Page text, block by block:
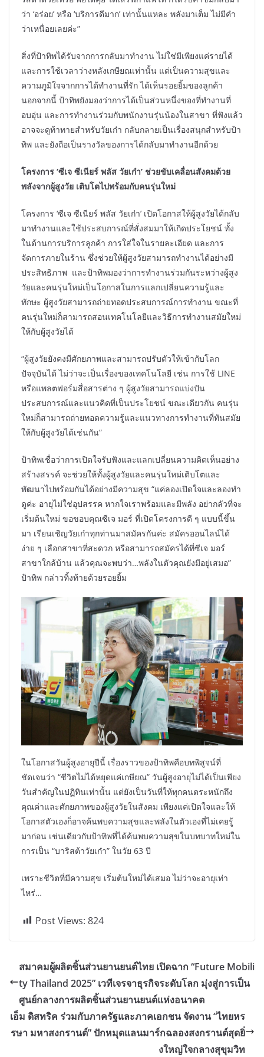
ว่า ‘อร่อย’ หรือ ‘บริการดีมาก’ เท่านั้นแหละ พลังมาเต็ม ไม่มีคำ
ว่าเหนื่อยเลยค่ะ”
สิ่งที่ป้าทิพได้รับจากการกลับมาทำงาน ไม่ใช่มีเพียงแค่รายได้
และการใช้เวลาว่างหลังเกษียณเท่านั้น แต่เป็นความสุขและ
ความภูมิใจจากการได้ทำงานที่รัก ได้เห็นรอยยิ้มของลูกค้า
นอกจากนี้ ป้าทิพยังมองว่าการได้เป็นส่วนหนึ่งของที่ทำงานที่
อบอุ่น และการทำงานร่วมกับพนักงานรุ่นน้องในสาขา ที่ฟังแล้ว
อาจจะดูท้าทายสำหรับวัยเก๋า กลับกลายเป็นเรื่องสนุกสำหรับป้า
ทิพ และยังถือเป็นรางวัลของการได้กลับมาทำงานอีกด้วย
โครงการ ‘ซีเจ ซีเนียร์ พลัส วัยเก๋า’ ช่วยขับเคลื่อนสังคมด้วย
พลังจากผู้สูงวัย เติบโตไปพร้อมกับคนรุ่นใหม่
โครงการ ‘ซีเจ ซีเนียร์ พลัส วัยเก๋า’ เปิดโอกาสให้ผู้สูงวัยได้กลับ
มาทำงานและใช้ประสบการณ์ที่สั่งสมมาให้เกิดประโยชน์ ทั้ง
ในด้านการบริการลูกค้า การใส่ใจในรายละเอียด และการ
จัดการภายในร้าน ซึ่งช่วยให้ผู้สูงวัยสามารถทำงานได้อย่างมี
ประสิทธิภาพ และป้าทิพมองว่าการทำงานร่วมกันระหว่างผู้สูง
วัยและคนรุ่นใหม่เป็นโอกาสในการแลกเปลี่ยนความรู้และ
ทักษะ ผู้สูงวัยสามารถถ่ายทอดประสบการณ์การทำงาน ขณะที่
คนรุ่นใหม่ก็สามารถสอนเทคโนโลยีและวิธีการทำงานสมัยใหม่
ให้กับผู้สูงวัยได้
“ผู้สูงวัยยังคงมีศักยภาพและสามารถปรับตัวให้เข้ากับโลก
ปัจจุบันได้ ไม่ว่าจะเป็นเรื่องของเทคโนโลยี เช่น การใช้ LINE
หรือแพลตฟอร์มสื่อสารต่าง ๆ ผู้สูงวัยสามารถแบ่งปัน
ประสบการณ์และแนวคิดที่เป็นประโยชน์ ขณะเดียวกัน คนรุ่น
ใหม่ก็สามารถถ่ายทอดความรู้และแนวทางการทำงานที่ทันสมัย
ให้กับผู้สูงวัยได้เช่นกัน”
ป้าทิพเชื่อว่าการเปิดใจรับฟังและแลกเปลี่ยนความคิดเห็นอย่าง
สร้างสรรค์ จะช่วยให้ทั้งผู้สูงวัยและคนรุ่นใหม่เติบโตและ
พัฒนาไปพร้อมกันได้อย่างมีความสุข “แค่ลองเปิดใจและลองทำ
ดูค่ะ อายุไม่ใช่อุปสรรค หากใจเราพร้อมและมีพลัง อย่ากลัวที่จะ
เริ่มต้นใหม่ ขอขอบคุณซีเจ มอร์ ที่เปิดโครงการดี ๆ แบบนี้ขึ้น
มา เรียนเชิญวัยเก๋าทุกท่านมาสมัครกันค่ะ สมัครออนไลน์ได้
ง่าย ๆ เลือกสาขาที่สะดวก หรือสามารถสมัครได้ที่ซีเจ มอร์
สาขาใกล้บ้าน แล้วคุณจะพบว่า…พลังในตัวคุณยังมีอยู่เสมอ”
ป้าทิพ กล่าวทิ้งท้ายด้วยรอยยิ้ม
ในโอกาสวันผู้สูงอายุปีนี้ เรื่องราวของป้าทิพคือบทพิสูจน์ที่
ชัดเจนว่า “ชีวิตไม่ได้หยุดแค่เกษียณ” วันผู้สูงอายุไม่ได้เป็นเพียง
วันสำคัญในปฏิทินเท่านั้น แต่ยังเป็นวันที่ให้ทุกคนตระหนักถึง
คุณค่าและศักยภาพของผู้สูงวัยในสังคม เพียงแค่เปิดใจและให้
โอกาสตัวเองก็อาจค้นพบความสุขและพลังในตัวเองที่ไม่เคยรู้
มาก่อน เช่นเดียวกับป้าทิพที่ได้ค้นพบความสุขในบทบาทใหม่ใน
การเป็น “บาริสต้าวัยเก๋า” ในวัย 63 ปี
เพราะชีวิตที่มีความสุข เริ่มต้นใหม่ได้เสมอ ไม่ว่าจะอายุเท่า
ไหร่…
Post Views: 824
สมาคมผู้ผลิตชิ้นส่วนยานยนต์ไทย เปิดฉาก “Future Mobili
ty Thailand 2025” เวทีเจรจาธุรกิจระดับโลก มุ่งสู่การเป็น
ศูนย์กลางการผลิตชิ้นส่วนยานยนต์แห่งอนาคต
เอ็ม ดิสทริค ร่วมกับภาครัฐและภาคเอกชน จัดงาน “ไทยหร
รษา มหาสงกรานต์” ปักหมุดแลนมาร์กฉลองสงกรานต์สุดยิ่
งใหญ่ใจกลางสุขุมวิท